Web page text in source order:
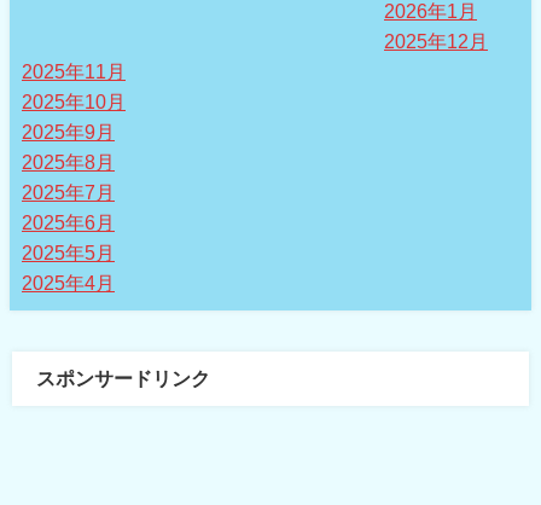
2026年1月
2025年12月
2025年11月
2025年10月
2025年9月
2025年8月
2025年7月
2025年6月
2025年5月
2025年4月
スポンサードリンク